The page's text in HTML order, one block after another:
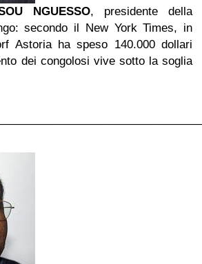
NGUESSO, presidente della
secondo il New York Times, in
Astoria ha speso 140.000 dollari
dei congolosi vive sotto la soglia